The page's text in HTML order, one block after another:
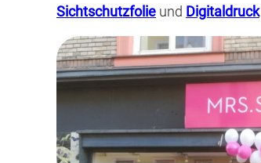
Sichtschutzfolie und Digitaldruck